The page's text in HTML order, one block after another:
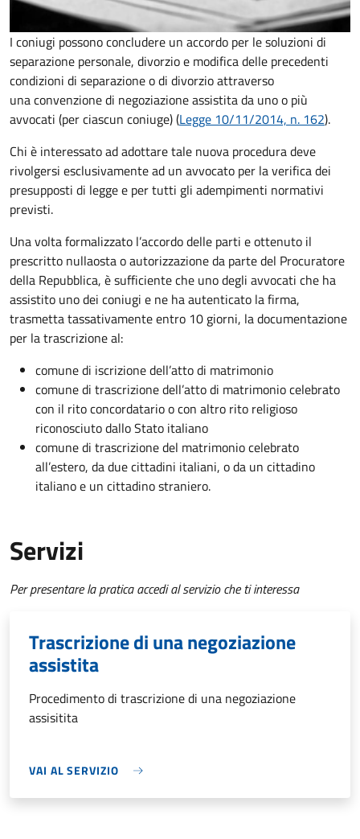
I coniugi possono concludere un accordo per le soluzioni di
separazione personale, divorzio e modifica delle precedenti
condizioni di separazione o di divorzio attraverso
una convenzione di negoziazione assistita da uno o più
avvocati (per ciascun coniuge) (Legge 10/11/2014, n. 162).
Chi è interessato ad adottare tale nuova procedura deve
rivolgersi esclusivamente ad un avvocato per la verifica dei
presupposti di legge e per tutti gli adempimenti normativi
previsti.
Una volta formalizzato l’accordo delle parti e ottenuto il
prescritto nullaosta o autorizzazione da parte del Procuratore
della Repubblica, è sufficiente che uno degli avvocati che ha
assistito uno dei coniugi e ne ha autenticato la firma,
trasmetta tassativamente entro 10 giorni, la documentazione
per la trascrizione al:
comune di iscrizione dell’atto di matrimonio
comune di trascrizione dell’atto di matrimonio celebrato
con il rito concordatario o con altro rito religioso
riconosciuto dallo Stato italiano
comune di trascrizione del matrimonio celebrato
all’estero, da due cittadini italiani, o da un cittadino
italiano e un cittadino straniero.
Servizi
Per presentare la pratica accedi al servizio che ti interessa
Trascrizione di una negoziazione
assistita
Procedimento di trascrizione di una negoziazione
assisitita
VAI AL SERVIZIO